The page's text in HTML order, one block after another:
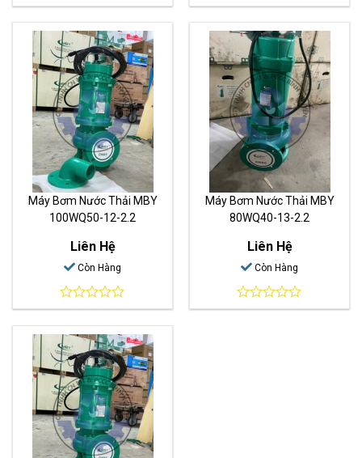
0
out
of
5
0
out
of
Máy Bơm Nước Thải MBY
100WQ50-12-2.2
Liên Hệ
Còn Hàng
0
out
of
5
Máy Bơm Nước Thải MBY
80WQ40-13-2.2
Liên Hệ
Còn Hàng
0